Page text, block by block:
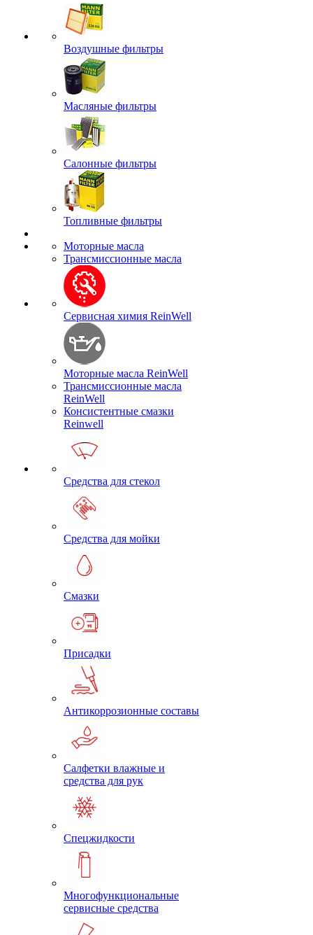
Воздушные фильтры
Масляные фильтры
Салонные фильтры
Топливные фильтры
Моторные масла
Трансмиссионные масла
Сервисная химия ReinWell
Моторные масла ReinWell
Трансмиссионные масла
ReinWell
Консистентные смазки
Reinwell
Средства для стекол
Средства для мойки
Смазки
Присадки
Антикоррозионные составы
Салфетки влажные и
средства для рук
Спецжидкости
Многофункциональные
сервисные средства